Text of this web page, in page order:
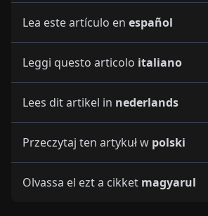
Lea este artículo en español
Leggi questo articolo italiano
Lees dit artikel in nederlands
Przeczytaj ten artykuł w polski
Olvassa el ezt a cikket magyarul